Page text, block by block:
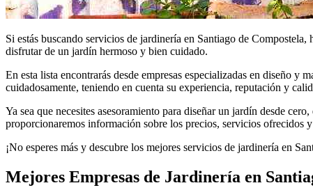
Si estás buscando servicios de jardinería en Santiago de
disfrutar de un jardín hermoso y bien cuidado.
En esta lista encontrarás desde empresas especializadas en diseño
cuidadosamente, teniendo en cuenta su experiencia, reputación y
Ya sea que necesites asesoramiento para diseñar un jardín desde
proporcionaremos información sobre los precios, servicios ofrecidos
¡No esperes más y descubre los mejores servicios de jardinería en
Mejores Empresas de Jardinería en